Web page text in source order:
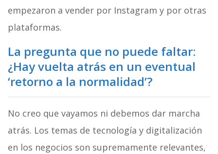
empezaron a vender por Instagram y por otras
plataformas.
La pregunta que no puede faltar:
¿Hay vuelta atrás en un eventual
‘retorno a la normalidad’?
No creo que vayamos ni debemos dar marcha
atrás. Los temas de tecnología y digitalización
en los negocios son supremamente relevantes,